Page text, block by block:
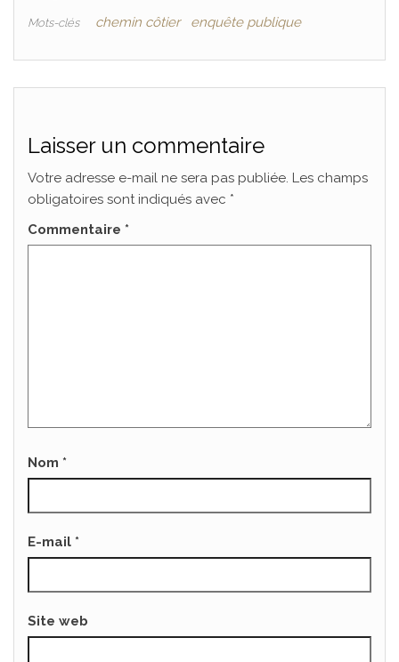
Mots-clés chemin côtier enquête publique
Laisser un commentaire
Votre adresse e-mail ne sera pas publiée. Les champs
obligatoires sont indiqués avec *
Commentaire *
Nom *
E-mail *
Site web